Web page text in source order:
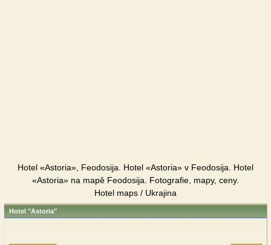
Hotel «Astoria», Feodosija. Hotel «Astoria» v Feodosija. Hotel
«Astoria» na mapě Feodosija. Fotografie, mapy, ceny.
Hotel maps / Ukrajina
Hotel "Astoria"